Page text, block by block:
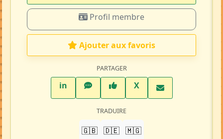
Profil membre
Ajouter aux favoris
PARTAGER
inLinkedInWhatsAppFacebook
XTwitter X
TRADUIRE
🇬🇧 🇩🇪 🇲🇬